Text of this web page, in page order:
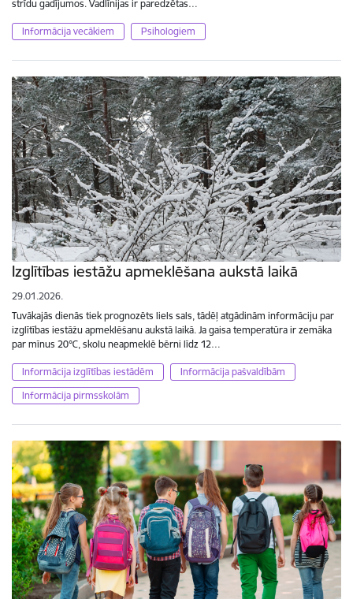
strīdu gadījumos. Vadlīnijas ir paredzētas…
Informācija vecākiem Psihologiem
Izglītības iestāžu apmeklēšana aukstā laikā
29.01.2026.
Tuvākajās dienās tiek prognozēts liels sals, tādēļ atgādinām informāciju par
izglītības iestāžu apmeklēšanu aukstā laikā. Ja gaisa temperatūra ir zemāka
par mīnus 20℃, skolu neapmeklē bērni līdz 12…
Informācija izglītības iestādēm
Informācija pašvaldībām
Informācija pirmsskolām